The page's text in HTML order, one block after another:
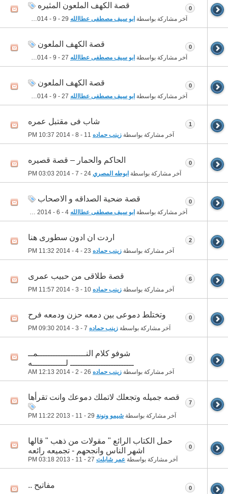
قصة الكهف الملعون المثيره
آخر مشاركة بواسطة ابو سيف مصطفى عطاالله
0
قصة الكهف الملعون
آخر مشاركة بواسطة ابو سيف مصطفى عطاالله
0
قصة الكهف الملعون
آخر مشاركة بواسطة ابو سيف مصطفى عطاالله
0
شاب فى مقتبل عمره
آخر مشاركة بواسطة زينب حماده 10:37 PM
1
الحاكم والحمار – قصة قصيره
آخر مشاركة بواسطة ابوطه المصري 03:03 PM
0
قصة ضحية الصداقه و الاصحاب
آخر مشاركة بواسطة ابو سيف مصطفى عطاالله
0
اردت ان ادون سطورى هنا
آخر مشاركة بواسطة زينب حماده 11:32 PM
2
قصة طلاقى من حبيب عمرى
آخر مشاركة بواسطة زينب حماده 11:57 PM
6
وتختلط دموعى بين دمعه حزن ودمعه فرح
آخر مشاركة بواسطة زينب حماده 09:30 PM
0
شوفو كلام النـــــــــــــــــــمــ
ـــــــــــــــــــــــــ لـــــــــــــه
آخر مشاركة بواسطة زينب حماده 12:13 AM
0
قصه جميله وتجعلك لاتملك دموعك وانت تقرأها
آخر مشاركة بواسطة شيمو ونونة 11:22 PM
7
حمل الكتاب الرائع " مقولات من ذهب " قالها
اشهر الناس وانجحهم - تجميعه رائعه
آخر مشاركة بواسطة عمر شابلت 03:18 PM
0
مفاتيح .. 0